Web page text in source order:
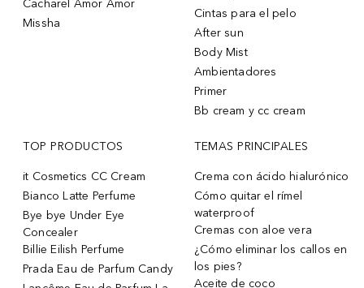
Cacharel Amor Amor
Missha
Cintas para el pelo
After sun
Body Mist
Ambientadores
Primer
Bb cream y cc cream
TOP PRODUCTOS
it Cosmetics CC Cream
Bianco Latte Perfume
Bye bye Under Eye
Concealer
Billie Eilish Perfume
Prada Eau de Parfum Candy
TEMAS PRINCIPALES
Crema con ácido hialurónico
Cómo quitar el rímel
waterproof
Cremas con aloe vera
¿Cómo eliminar los callos en
los pies?
Aceite de coco